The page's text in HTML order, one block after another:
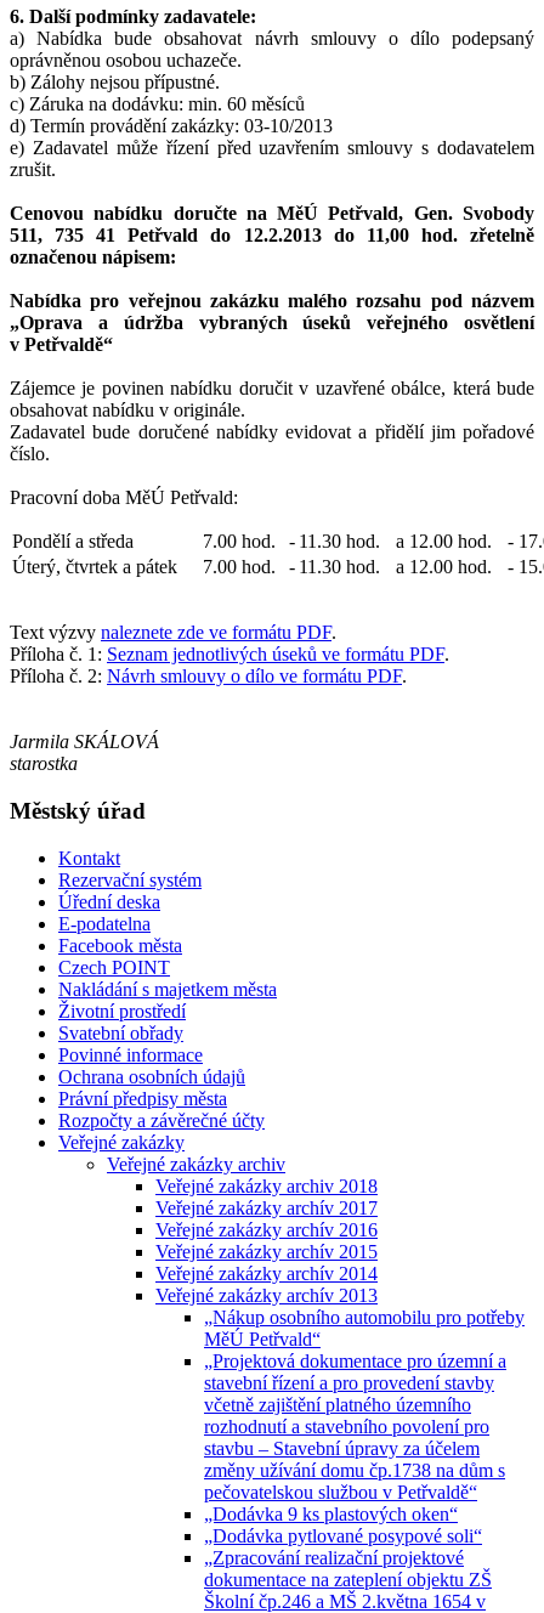
6. Další podmínky zadavatele:
a) Nabídka bude obsahovat návrh smlouvy o dílo podepsaný
oprávněnou osobou uchazeče.
b) Zálohy nejsou přípustné.
c) Záruka na dodávku: min. 60 měsíců
d) Termín provádění zakázky: 03-10/2013
e) Zadavatel může řízení před uzavřením smlouvy s dodavatelem
zrušit.
Cenovou nabídku doručte na MěÚ Petřvald, Gen. Svobody
511, 735 41 Petřvald do 12.2.2013 do 11,00 hod. zřetelně
označenou nápisem:
Nabídka pro veřejnou zakázku malého rozsahu pod názvem
„Oprava a údržba vybraných úseků veřejného osvětlení
v Petřvaldě“
Zájemce je povinen nabídku doručit v uzavřené obálce, která bude
obsahovat nabídku v originále.
Zadavatel bude doručené nabídky evidovat a přidělí jim pořadové
číslo.
Pracovní doba MěÚ Petřvald:
Pondělí a středa 7.00 hod. - 11.30 hod. a 12.00 hod. -
Úterý, čtvrtek a pátek
7.00 hod. - 11.30 hod. a 12.00 hod. -
Text výzvy naleznete zde ve formátu PDF.
Příloha č. 1: Seznam jednotlivých úseků ve formátu PDF.
Příloha č. 2: Návrh smlouvy o dílo ve formátu PDF.
Jarmila SKÁLOVÁ
starostka
Městský úřad
Kontakt
Rezervační systém
Úřední deska
E-podatelna
Facebook města
Czech POINT
Nakládání s majetkem města
Životní prostředí
Svatební obřady
Povinné informace
Ochrana osobních údajů
Právní předpisy města
Rozpočty a závěrečné účty
Veřejné zakázky
Veřejné zakázky archiv
Veřejné zakázky archiv 2018
Veřejné zakázky archív 2017
Veřejné zakázky archív 2016
Veřejné zakázky archív 2015
Veřejné zakázky archív 2014
Veřejné zakázky archív 2013
„Nákup osobního automobilu pro potřeby
MěÚ Petřvald“
„Projektová dokumentace pro územní a
stavební řízení a pro provedení stavby
včetně zajištění platného územního
rozhodnutí a stavebního povolení pro
stavbu – Stavební úpravy za účelem
změny užívání domu čp.1738 na dům s
pečovatelskou službou v Petřvaldě“
„Dodávka 9 ks plastových oken“
„Dodávka pytlované posypové soli“
„Zpracování realizační projektové
dokumentace na zateplení objektu ZŠ
Školní čp.246 a MŠ 2.května 1654 v